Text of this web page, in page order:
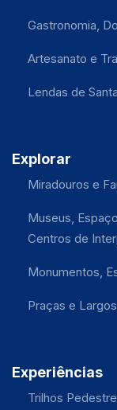
Gastronomia,
Artesanato e
Lendas de
Explorar
Miradouros e
Museus,
Centros de
Monumentos,
Praças e Largos
Experiências
Trilhos